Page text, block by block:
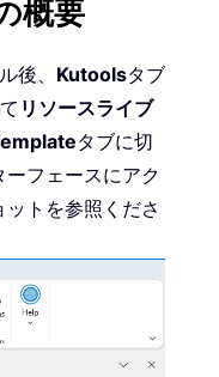
概要
後、 Kutoolsタブ
リソースライブ
タブに切
フェースにアク
トを参照くださ